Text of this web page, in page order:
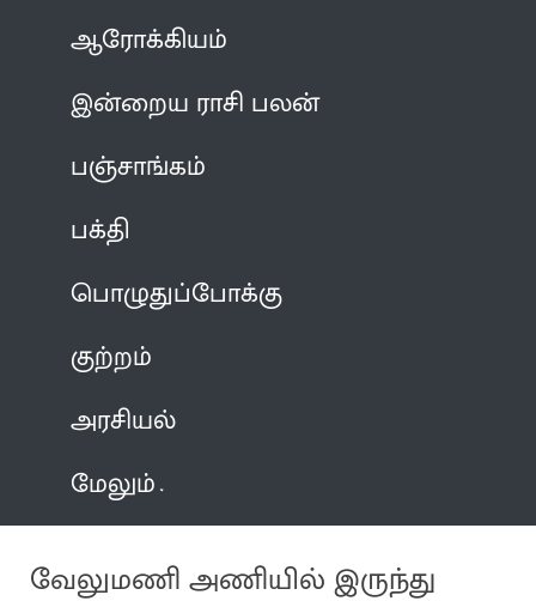
ஆரோக்கியம்
இன்றைய ராசி பலன்
பஞ்சாங்கம்
பக்தி
பொழுதுப்போக்கு
குற்றம்
அரசியல்
மேலும்
வேலுமணி அணியில் இருந்து